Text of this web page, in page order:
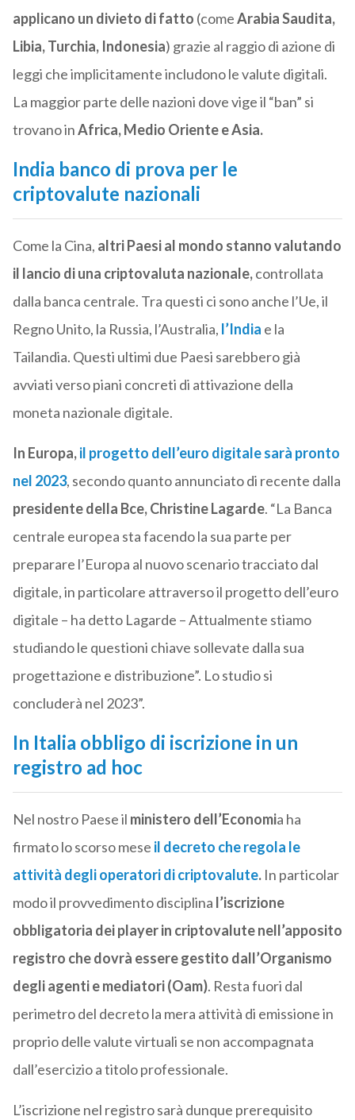
applicano un divieto di fatto (comeArabia Saudita,
Libia, Turchia, Indonesia) grazie al raggio di azione di
leggi che implicitamente includono le valute digitali.
La maggior parte delle nazioni dove vige il “ban” si
trovano inAfrica, Medio Oriente e Asia.
India banco di prova per le
criptovalute nazionali
Come la Cina, altri Paesi al mondo stanno valutando
il lancio di una criptovaluta nazionale,controllata
dalla banca centrale. Tra questi ci sono anche l’Ue, il
Regno Unito, la Russia, l’Australia, l’India e la
Tailandia. Questi ultimi due Paesi sarebbero già
avviati verso piani concreti di attivazione della
moneta nazionale digitale.
In Europa,il progetto dell’euro digitale sarà pronto
nel 2023, secondo quanto annunciato di recente dalla
presidente della Bce, Christine Lagarde. “La Banca
centrale europea sta facendo la sua parte per
preparare l’Europa al nuovo scenario tracciato dal
digitale, in particolare attraverso il progetto dell’euro
digitale – ha detto Lagarde – Attualmente stiamo
studiando le questioni chiave sollevate dalla sua
progettazione e distribuzione”. Lo studio si
concluderà nel 2023”.
In Italia obbligo di iscrizione in un
registro ad hoc
Nel nostro Paese il ministero dell’Economia ha
firmato lo scorso mese il decreto che regola le
attività degli operatori di criptovalute.In particolar
modo il provvedimento disciplina l’iscrizione
obbligatoria dei player in criptovalute nell’apposito
registro che dovrà essere gestito dall’Organismo
degli agenti e mediatori (Oam). Resta fuori dal
perimetro del decreto la mera attività di emissione in
proprio delle valute virtuali se non accompagnata
dall’esercizio a titolo professionale.
L’iscrizione nel registro sarà dunque prerequisito